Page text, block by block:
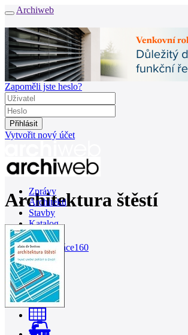
Archiweb
Zapoměli jste heslo?
Vytvořit nový účet
Zprávy
Architekti
Stavby
Katalog
E-shop
Burza práce160
en
Architektura štěstí